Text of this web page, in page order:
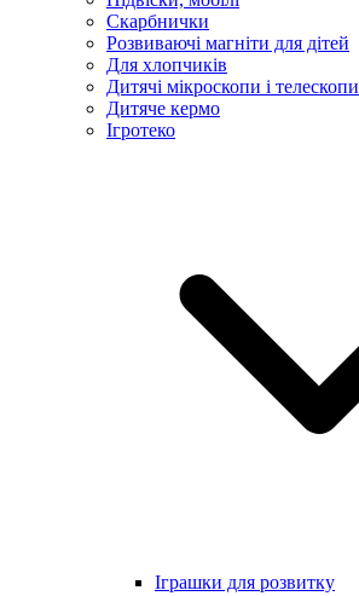
Скарбнички
Розвиваючі магніти для дітей
Для хлопчиків
Дитячі мікроскопи і телескопи
Дитяче кермо
Ігротеко
Іграшки для розвитку